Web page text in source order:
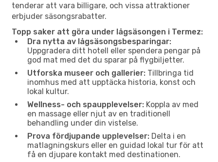
tenderar att vara billigare, och vissa attraktioner
erbjuder säsongsrabatter.
Topp saker att göra under lågsäsongen i Termez:
Dra nytta av lågsäsongsbesparingar:
Uppgradera ditt hotell eller spendera pengar på
god mat med det du sparar på flygbiljetter.
Utforska museer och gallerier: Tillbringa tid
inomhus med att upptäcka historia, konst och
lokal kultur.
Wellness- och spaupplevelser: Koppla av med
en massage eller njut av en traditionell
behandling under din vistelse.
Prova fördjupande upplevelser: Delta i en
matlagningskurs eller en guidad lokal tur för att
få en djupare kontakt med destinationen.